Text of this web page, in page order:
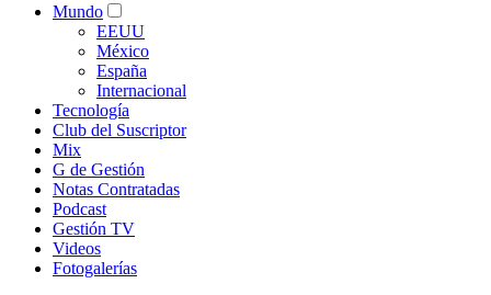
Mundo
EEUU
México
España
Internacional
Tecnología
Club del Suscriptor
Mix
G de Gestión
Notas Contratadas
Podcast
Gestión TV
Videos
Fotogalerías